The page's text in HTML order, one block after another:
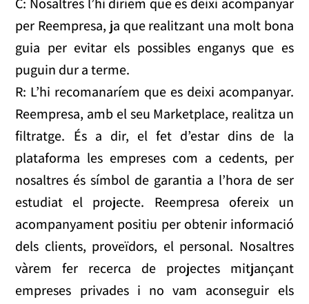
C: Nosaltres l’hi diríem que es deixi acompanyar
per Reempresa, ja que realitzant una molt bona
guia per evitar els possibles enganys que es
puguin dur a terme.
R: L’hi recomanaríem que es deixi acompanyar.
Reempresa, amb el seu Marketplace, realitza un
filtratge. És a dir, el fet d’estar dins de la
plataforma les empreses com a cedents, per
nosaltres és símbol de garantia a l’hora de ser
estudiat el projecte. Reempresa ofereix un
acompanyament positiu per obtenir informació
dels clients, proveïdors, el personal. Nosaltres
vàrem fer recerca de projectes mitjançant
empreses privades i no vam aconseguir els